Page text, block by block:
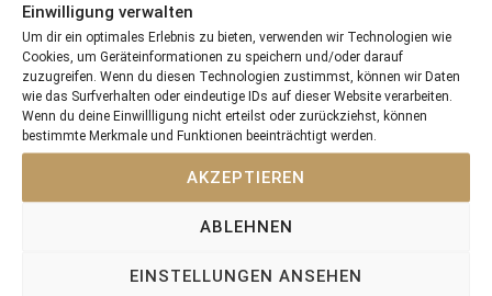
Einwilligung verwalten
Um dir ein optimales Erlebnis zu bieten, verwenden wir Technologien wie
Cookies, um Geräteinformationen zu speichern und/oder darauf
zuzugreifen. Wenn du diesen Technologien zustimmst, können wir Daten
wie das Surfverhalten oder eindeutige IDs auf dieser Website verarbeiten.
Wenn du deine Einwillligung nicht erteilst oder zurückziehst, können
bestimmte Merkmale und Funktionen beeinträchtigt werden.
AKZEPTIEREN
ABLEHNEN
EINSTELLUNGEN ANSEHEN
Sookera